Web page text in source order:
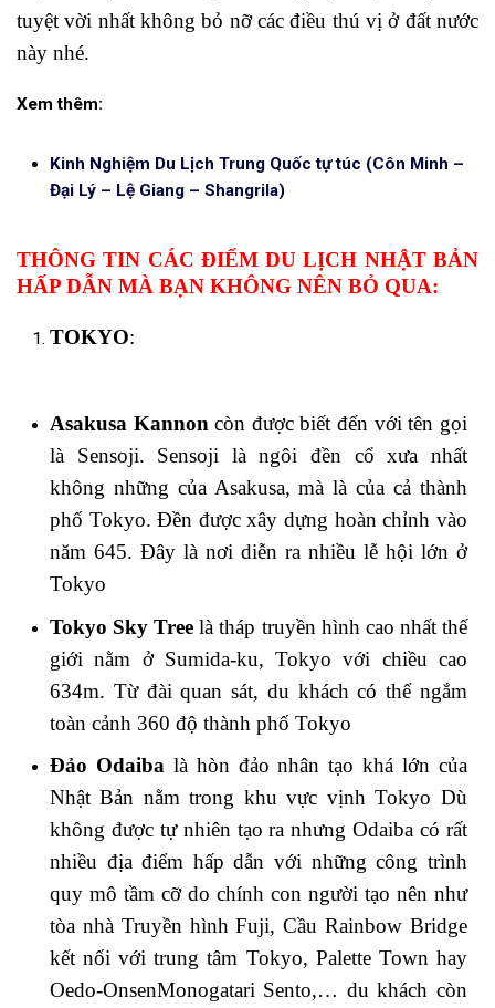
tuyệt vời nhất không bỏ nỡ các điều thú vị ở đất nước
này nhé.
Xem thêm:
Kinh Nghiệm Du Lịch Trung Quốc tự túc (Côn Minh –
Đại Lý – Lệ Giang – Shangrila)
THÔNG TIN CÁC ĐIỂM DU LỊCH NHẬT BẢN
HẤP DẪN MÀ BẠN KHÔNG NÊN BỎ QUA:
TOKYO:
Asakusa Kannoncòn được biết đến với tên gọi
là Sensoji. Sensoji là ngôi đền cổ xưa nhất
không những của Asakusa, mà là của cả thành
phố Tokyo. Đền được xây dựng hoàn chỉnh vào
năm 645. Đây là nơi diễn ra nhiều lễ hội lớn ở
Tokyo
Tokyo Sky Tree là tháp truyền hình cao nhất thế
giới nằm ở Sumida-ku, Tokyo với chiều cao
634m. Từ đài quan sát, du khách có thể ngắm
toàn cảnh 360 độ thành phố Tokyo
Đảo Odaiba là hòn đảo nhân tạo khá lớn của
Nhật Bản nằm trong khu vực vịnh Tokyo Dù
không được tự nhiên tạo ra nhưng Odaiba có rất
nhiều địa điểm hấp dẫn với những công trình
quy mô tầm cỡ do chính con người tạo nên như
tòa nhà Truyền hình Fuji, Cầu Rainbow Bridge
kết nối với trung tâm Tokyo, Palette Town hay
Oedo-OnsenMonogatari Sento,… du khách còn